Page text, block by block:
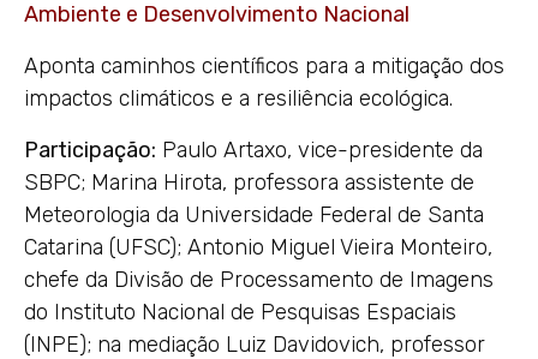
Ambiente e Desenvolvimento Nacional
Aponta caminhos científicos para a mitigação dos
impactos climáticos e a resiliência ecológica.
Participação: Paulo Artaxo, vice-presidente da
SBPC; Marina Hirota, professora assistente de
Meteorologia da Universidade Federal de Santa
Catarina (UFSC); Antonio Miguel Vieira Monteiro,
chefe da Divisão de Processamento de Imagens
do Instituto Nacional de Pesquisas Espaciais
(INPE); na mediação Luiz Davidovich, professor